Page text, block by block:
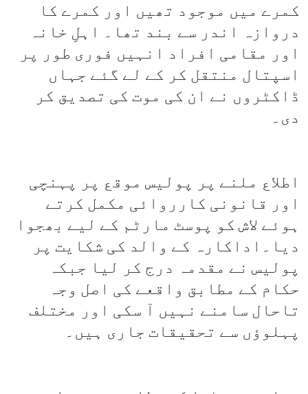
کمرے میں موجود تھیں اور کمرے کا
دروازہ اندر سے بند تھا۔ اہلِ خانہ
اور مقامی افراد انہیں فوری طور پر
اسپتال منتقل کر کے لے گئے جہاں
ڈاکٹروں نے ان کی موت کی تصدیق کر
دی۔
اطلاع ملنے پر پولیس موقع پر پہنچی
اور قانونی کارروائی مکمل کرتے
ہوئے لاش کو پوسٹ مارٹم کے لیے بھجوا
دیا۔اداکارہ کے والد کی شکایت پر
پولیس نے مقدمہ درج کر لیا جبکہ
حکام کے مطابق واقعے کی اصل وجہ
تاحال سامنے نہیں آ سکی اور مختلف
پہلوؤں سے تحقیقات جاری ہیں۔